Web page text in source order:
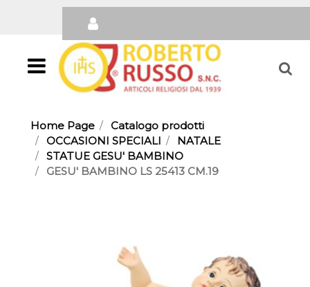
Open
Home Page
Catalogo prodotti
OCCASIONI SPECIALI
NATALE
STATUE GESU' BAMBINO
GESU' BAMBINO LS 25413 CM.19